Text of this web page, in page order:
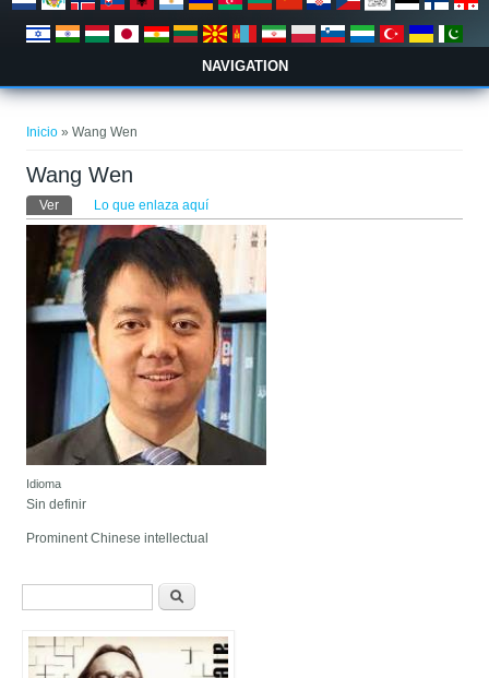
NAVIGATION
Inicio » Wang Wen
Wang Wen
Solapas principales
Ver (solapa activa)
Lo que enlaza aquí
Idioma
Sin definir
Prominent Chinese intellectual
Formulario de búsqueda